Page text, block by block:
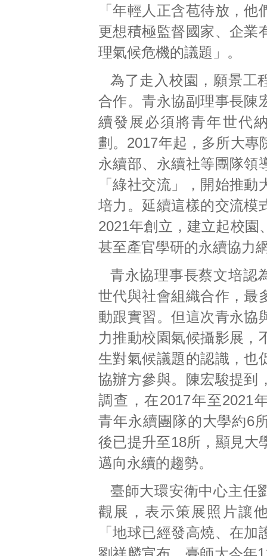
「年輕人正含苞待放，他
更想積極監督國家、企業
理氣候危機的議題」。
為了走入校園，願景工
合作。青永協副理事長陳
續發展必須將青年世代
劃。2017年起，多所大專
永續部、永續社等團隊領
「綠社交流」，開始推動
培力。延續這樣的交流模
2021年創立，建立起校園
甚至產官學研的永續協力
青永協理事長蔡文培認
世代與社會組織合作，最
動跟實習。但這次青永協
力推動校園氣候攝影展，
生對氣候議題的認識，也
協辦方參與。陳宏駿提到
調查，在2017年至2021
青年永續團隊的大學約6
後已提升至18所，顯見大
邁向永續的趨勢。
臺師大環安衛中心主任
觀展，表示策展照片讓
「地球已經發高燒、在加